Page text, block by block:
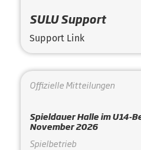
SULU Support
Support Link
Offizielle Mitteilungen
Spieldauer Halle im U14-
November 2026
Spielbetrieb